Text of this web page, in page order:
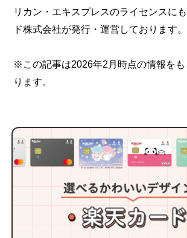
リカン・エキスプレスのライセンスに
ド株式会社が発行・運営しております。
※この記事は2026年2月時点の情報を
ります。